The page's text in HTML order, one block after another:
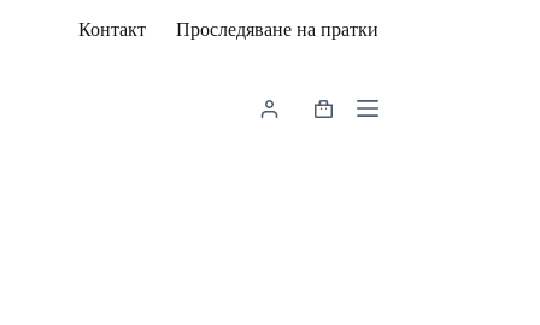
Контакт Проследяване на пратки
Shopping